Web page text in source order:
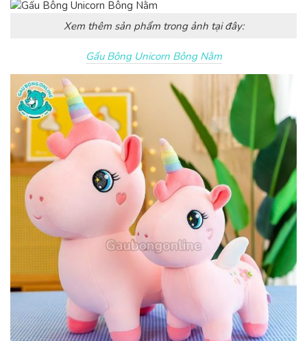
Xem thêm sản phẩm trong ảnh tại đây:
Gấu Bông Unicorn Bông Nằm